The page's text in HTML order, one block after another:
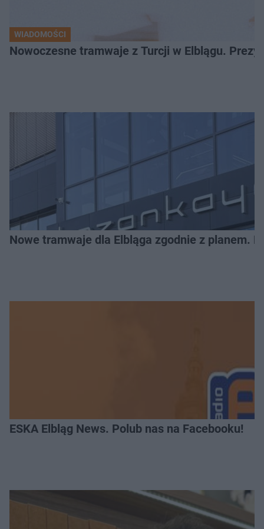
WIADOMOŚCI
Nowoczesne tramwaje z Turcji w Elblągu.
Nowe tramwaje dla Elbląga zgodnie z planem.
ESKA Elbląg News. Polub nas na Facebooku!